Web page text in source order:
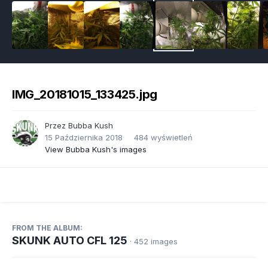
IMG_20181015_133425.jpg
Przez Bubba Kush
15 Października 2018
484 wyświetleń
View Bubba Kush's images
FROM THE ALBUM:
SKUNK AUTO CFL 125 · 452 images